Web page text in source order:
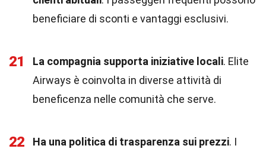
beneficiare di sconti e vantaggi esclusivi.
21 La compagnia supporta iniziative locali. Elite
Airways è coinvolta in diverse attività di
beneficenza nelle comunità che serve.
22 Ha una politica di trasparenza sui prezzi. I